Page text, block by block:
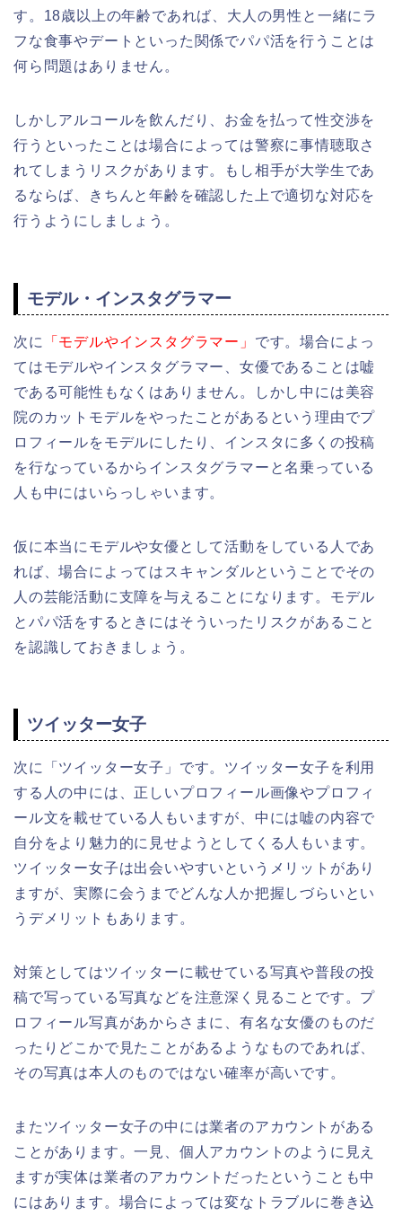
す。18歳以上の年齢であれば、大人の男性と一緒にラ
フな食事やデートといった関係でパパ活を行うことは
何ら問題はありません。
しかしアルコールを飲んだり、お金を払って性交渉を
行うといったことは場合によっては警察に事情聴取さ
れてしまうリスクがあります。もし相手が大学生であ
るならば、きちんと年齢を確認した上で適切な対応を
行うようにしましょう。
モデル・インスタグラマー
次に 「モデルやインスタグラマー」 です。場合によっ
てはモデルやインスタグラマー、女優であることは嘘
である可能性もなくはありません。しかし中には美容
院のカットモデルをやったことがあるという理由でプ
ロフィールをモデルにしたり、インスタに多くの投稿
を行なっているからインスタグラマーと名乗っている
人も中にはいらっしゃいます。
仮に本当にモデルや女優として活動をしている人であ
れば、場合によってはスキャンダルということでその
人の芸能活動に支障を与えることになります。モデル
とパパ活をするときにはそういったリスクがあること
を認識しておきましょう。
ツイッター女子
次に「ツイッター女子」です。ツイッター女子を利用
する人の中には、正しいプロフィール画像やプロフィ
ール文を載せている人もいますが、中には嘘の内容で
自分をより魅力的に見せようとしてくる人もいます。
ツイッター女子は出会いやすいというメリットがあり
ますが、実際に会うまでどんな人か把握しづらいとい
うデメリットもあります。
対策としてはツイッターに載せている写真や普段の投
稿で写っている写真などを注意深く見ることです。プ
ロフィール写真があからさまに、有名な女優のものだ
ったりどこかで見たことがあるようなものであれば、
その写真は本人のものではない確率が高いです。
またツイッター女子の中には業者のアカウントがある
ことがあります。一見、個人アカウントのように見え
ますが実体は業者のアカウントだったということも中
にはあります。場合によっては変なトラブルに巻き込